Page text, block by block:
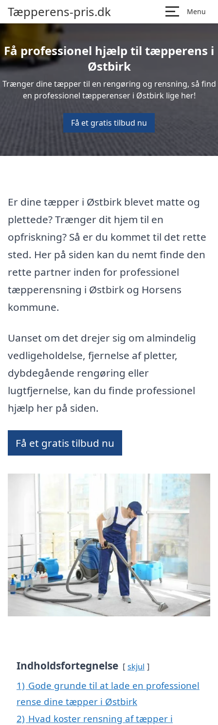
Tæpperens-pris.dk Menu
Få professionel hjælp til tæpperens i
Østbirk
Trænger dine tæpper til en rengøring og rensning, så find
en professionel tæpperenser i Østbirk lige her!
Få et gratis tilbud nu
Er dine tæpper i Østbirk blevet matte og
plettede? Trænger dit hjem til en
opfriskning? Så er du kommet til det rette
sted. Her på siden kan du nemt finde den
rette partner inden for professionel
tæpperensning i Østbirk og Horsens
kommune.
Uanset om det drejer sig om almindelig
vedligeholdelse, fjernelse af pletter,
dybdegående rengøring eller
lugtfjernelse, kan du finde professionel
hjælp her på siden.
Få et gratis tilbud nu
Indholdsfortegnelse skjul
1) Gode grunde til at lade en professionel
rense dine tæpper i Østbirk
2) Hvad koster rensning af tæpper i